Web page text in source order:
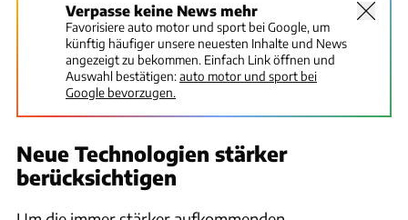
Verpasse keine News mehr
Favorisiere auto motor und sport bei Google, um
künftig häufiger unsere neuesten Inhalte und News
angezeigt zu bekommen. Einfach Link öffnen und
Auswahl bestätigen:auto motor und sport bei
Google bevorzugen.
Neue Technologien stärker
berücksichtigen